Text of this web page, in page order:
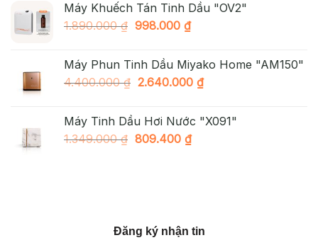
2.490.000 ₫.là:
Máy Khuếch Tán Tinh Dầu "OV2"
1.890.000₫ Giá
1.890.000 ₫.
998.000 ₫Giá
là:
998.000 ₫.
Máy Phun Tinh Dầu Miyako Home "AM150"
4.400.000₫ Giá
4.400.000 ₫.
2.640.000 ₫Giá
là:
Máy Tinh Dầu Hơi Nước "X091"
1.349.000₫ Giá
809.400 ₫Giá
Đăng ký nhận tin